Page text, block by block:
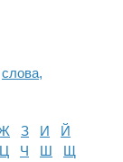
слова,
З И
Й
Ц Ч Ш
Щ